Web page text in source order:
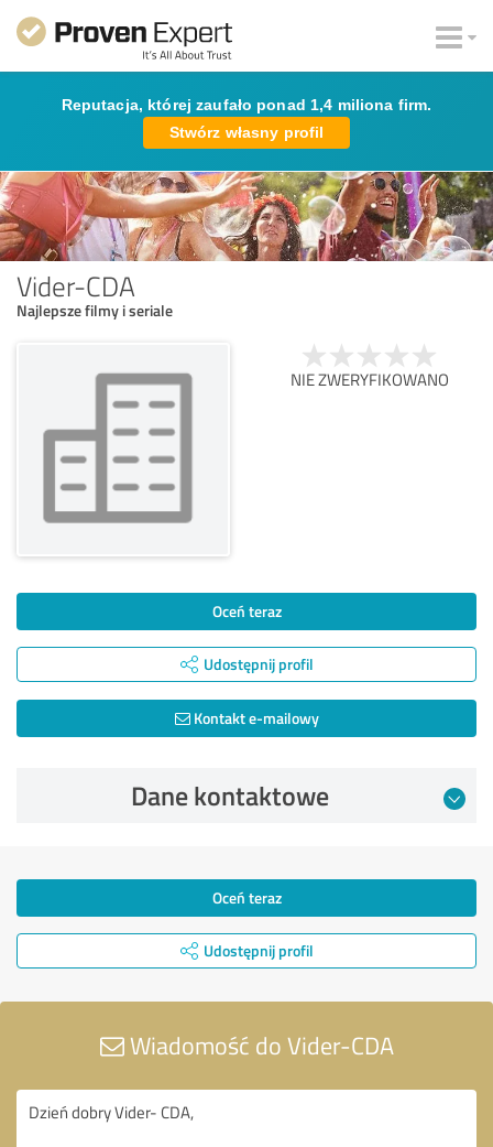
Reputacja, której zaufało ponad 1,4 miliona firm.
Stwórz własny profil
Vider-CDA
Najlepsze filmy i seriale
NIE ZWERYFIKOWANO
Oceń teraz
Udostępnij profil
Kontakt e-mailowy
Dane kontaktowe
Oceń teraz
Udostępnij profil
Wiadomość do Vider-CDA